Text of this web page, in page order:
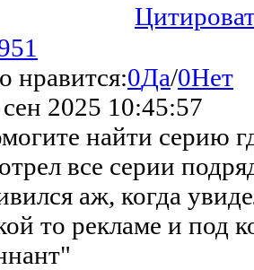
нравится:0Да/0Нет
2025 10:45:57
найти серию
все серии
аж, когда
то рекламе и под